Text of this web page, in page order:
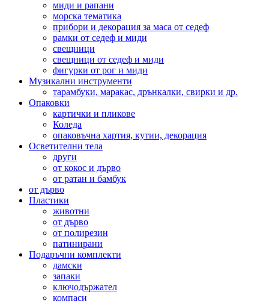
миди и рапани
морска тематика
прибори и декорация за маса от седеф
рамки от седеф и миди
свещници
свещници от седеф и миди
фигурки от рог и миди
Музикални инструменти
тарамбуки, маракас, дрънкалки, свирки и др.
Опаковки
картички и пликове
Коледа
опаковъчна хартия, кутии, декорация
Осветителни тела
други
от кокос и дърво
от ратан и бамбук
от дърво
Пластики
животни
от дърво
от полирезин
патинирани
Подаръчни комплекти
дамски
запаки
ключодържател
компаси